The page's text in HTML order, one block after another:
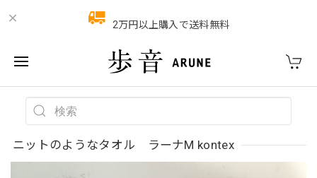
2万円以上購入で送料無料
ニットのようなタオル ラーナM kontex